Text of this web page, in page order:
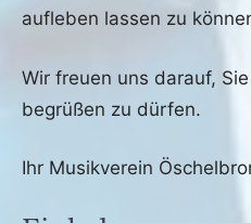
aufleben lassen zu
Wir freuen uns darauf,
begrüßen zu dürfen.
Ihr Musikverein